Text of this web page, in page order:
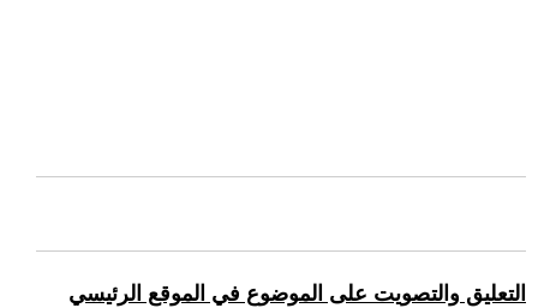
التعليق والتصويت على الموضوع في الموقع الرئيسي